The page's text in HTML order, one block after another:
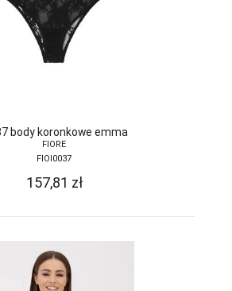
body koronkowe emma
FIORE
FIOI0037
157,81 zł